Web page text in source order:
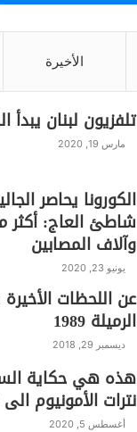
الأخيرة
تلفزيون لبنان يبدأ
مارس 19, 2020
الكورونا يحاصر
شاطئ العاج:
وآلاف المصابين
يونيو 23, 2020
عن اللحظات
الرميلة 1989
ديسمبر 29, 2018
هذه هي حكاية
نترات الأمونيوم
أغسطس 5, 2020